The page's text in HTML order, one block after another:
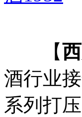
【
酒行业
系列打